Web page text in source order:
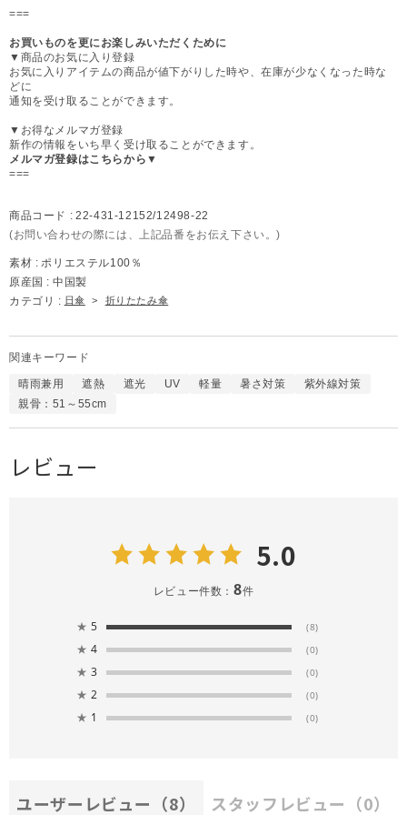
===
お買いものを更にお楽しみいただくために
▼商品のお気に入り登録
お気に入りアイテムの商品が値下がりした時や、在庫が少なくなった時な
どに
通知を受け取ることができます。
▼お得なメルマガ登録
新作の情報をいち早く受け取ることができます。
メルマガ登録はこちらから▼
===
商品コード : 22-431-12152/12498-22
(お問い合わせの際には、上記品番をお伝え下さい。)
素材 : ポリエステル100％
原産国 : 中国製
カテゴリ : 日傘 > 折りたたみ傘
関連キーワード
晴雨兼用 遮熱 遮光 UV 軽量 暑さ対策
紫外線対策
親骨：51～55cm
レビュー
5.0
レビュー件数： 8件
★ 5 (8)
★ 4 (0)
★ 3 (0)
★ 2 (0)
★ 1 (0)
ユーザーレビュー （8） スタッフレビュー （0）